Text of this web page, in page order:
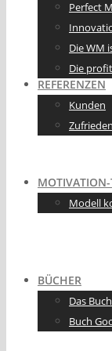
Perfect
Die WM
Die
REFERENZEN
Kunden
Modell
BÜCHER
Das
Buch